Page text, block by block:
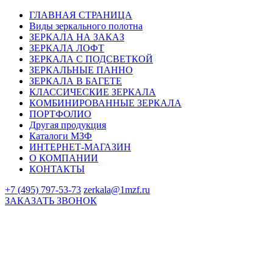
ГЛАВНАЯ СТРАНИЦА
Виды зеркального полотна
ЗЕРКАЛА НА ЗАКАЗ
ЗЕРКАЛА ЛОФТ
ЗЕРКАЛА С ПОДСВЕТКОЙ
ЗЕРКАЛЬНЫЕ ПАННО
ЗЕРКАЛА В БАГЕТЕ
КЛАССИЧЕСКИЕ ЗЕРКАЛА
КОМБИНИРОВАННЫЕ ЗЕРКАЛА
ПОРТФОЛИО
Другая продукция
Каталоги МЗФ
ИНТЕРНЕТ-МАГАЗИН
О КОМПАНИИ
КОНТАКТЫ
+7 (495) 797-53-73 zerkala@1mzf.ru
ЗАКАЗАТЬ ЗВОНОК